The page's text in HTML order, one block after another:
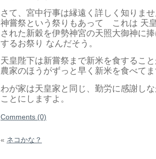
さて、宮中行事は縁遠く詳しく知り
神嘗祭という祭りもあって これは 天
された新穀を伊勢神宮の天照大御神に
するお祭り なんだそう。
天皇陛下は新嘗祭まで新米を食するこ
農家のほうがずっと早く新米を食べて
わが家は天皇家と同じ、勤労に感謝し
ことにしますよ。
Comments (0)
« ネコかな？